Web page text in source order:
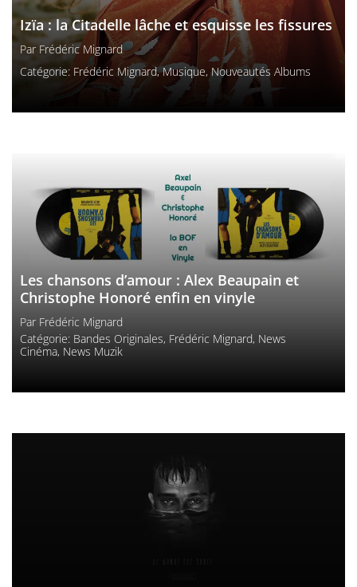
Izïa : la Citadelle lâche et esquisse les fissures
ParFrédéric Mignard
Catégorie: Frédéric Mignard,Musique,Nouveautés Albums
Les chansons d’amour : Alex Beaupain et
Christophe Honoré enfin en vinyle
Par Frédéric Mignard
Catégorie: Bandes Originales, Frédéric Mignard, News
Cinéma, News Muzik